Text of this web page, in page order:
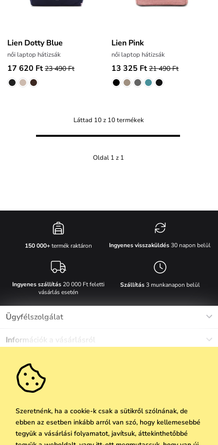
Lien Dotty Blue
női laptop hátizsák
17 620 Ft 23 490 Ft
Lien Pink
női laptop hátizsák
13 325 Ft 21 490 Ft
Láttad 10 z 10 termékek
Oldal 1 z 1
150 000+termék raktáron Ingyenes visszaküldés30 napon belül
Ingyenes szállítás20 000 Ft feletti
vásárlás esetén
Szállítás3 munkanapon belül
Ügyfélszolgálat
+36 1 808 9989
Információk a vásárlásról
Gyakori kérdések
Anyagok és karbantartás
Visszaküldés és reklamáció
Egyéb információk
Rólunk
Karrier
Ajándék utalványok
Vállalatok számára
We Care
Ne maradj le semmiről!
Feliratkozni
Szeretnénk, ha a cookie-k csak a sütikről szólnának, de
ebben az esetben inkább arról van szó, hogy kellemesebbé
tegyük a vásárlási folyamatot, javítsuk, áttekinthetőbbé